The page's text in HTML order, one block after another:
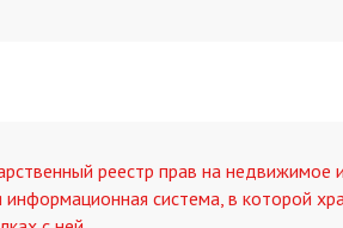
реестр прав на недвижимое
информационная система, в которой